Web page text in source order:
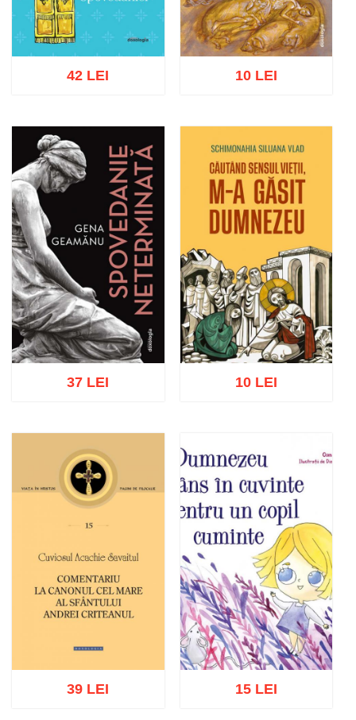
Adaugă în coș Wishlist
42 LEI
Adaugă în coș Wishlist
10 LEI
Stoc epuizat
37 LEI
Adaugă în coș
10 LEI
39 LEI 15 LEI